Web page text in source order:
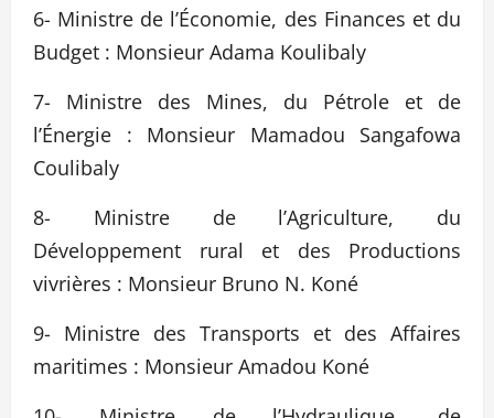
6- Ministre de l’Économie, des Finances et du
Budget : Monsieur Adama Koulibaly
7- Ministre des Mines, du Pétrole et de
l’Énergie : Monsieur Mamadou Sangafowa
Coulibaly
8- Ministre de l’Agriculture, du
Développement rural et des Productions
vivrières : Monsieur Bruno N. Koné
9- Ministre des Transports et des Affaires
maritimes : Monsieur Amadou Koné